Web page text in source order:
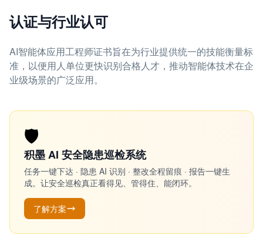
认证与行业认可
AI智能体应用工程师证书旨在为行业提供统一的技能衡量标
准，以便用人单位更快识别合格人才，推动智能体技术在企
业级场景的广泛应用。
🛡️
积墨 AI 安全隐患巡检系统
任务一键下达 · 隐患 AI 识别 · 整改全程留痕 · 报告一键生
成。让安全巡检真正看得见、管得住、能闭环。
了解方案